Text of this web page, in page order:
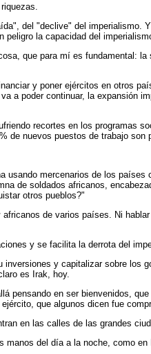
del "declive" del imperialismo.
peligro la capacidad del
que para mí es fundamental:
y poner ejércitos en otros
a poder continuar, la expansión
recortes en los programas
de nuevos puestos de trabajo son
mercenarios de los
de soldados africanos,
otros pueblos?"
de varios países. Ni
y se facilita la derrota del
y capitalizar sobre los
es Irak, hoy.
pensando en ser bienvenidos,
que algunos dicen fue
en las calles de las grandes
manos del día a la noche, como en